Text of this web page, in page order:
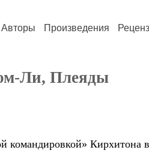
Авторы Произведения
Ли, Плеяды
командировкой» Кирхитона